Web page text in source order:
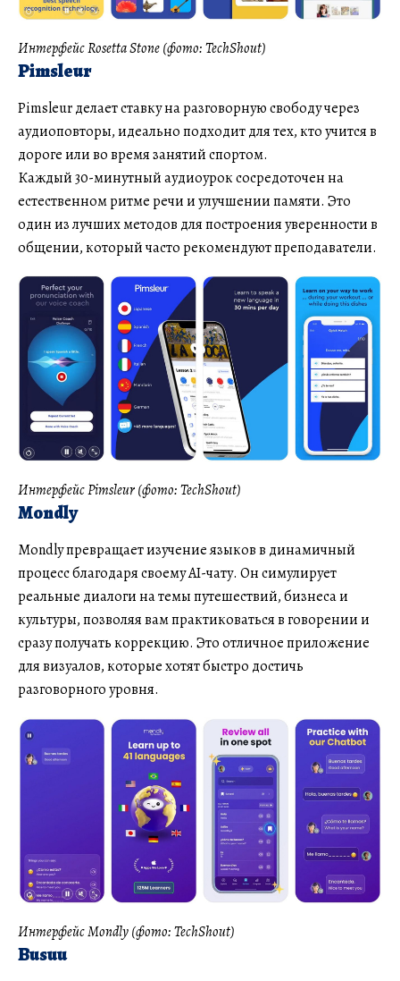
Интерфейс Rosetta Stone (фото: TechShout)
Pimsleur
Pimsleur делает ставку на разговорную свободу через
аудиоповторы, идеально подходит для тех, кто учится в
дороге или во время занятий спортом.
Каждый 30-минутный аудиоурок сосредоточен на
естественном ритме речи и улучшении памяти. Это
один из лучших методов для построения уверенности в
общении, который часто рекомендуют преподаватели.
Интерфейс Pimsleur (фото: TechShout)
Mondly
Mondly превращает изучение языков в динамичный
процесс благодаря своему AI-чату. Он симулирует
реальные диалоги на темы путешествий, бизнеса и
культуры, позволяя вам практиковаться в говорении и
сразу получать коррекцию. Это отличное приложение
для визуалов, которые хотят быстро достичь
разговорного уровня.
Интерфейс Mondly (фото: TechShout)
Busuu